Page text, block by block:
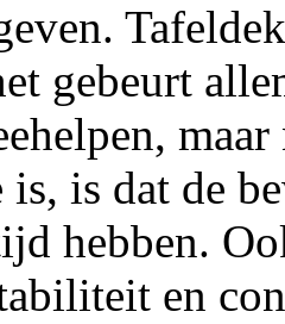
gebeurt
is dat de
hebben.
en